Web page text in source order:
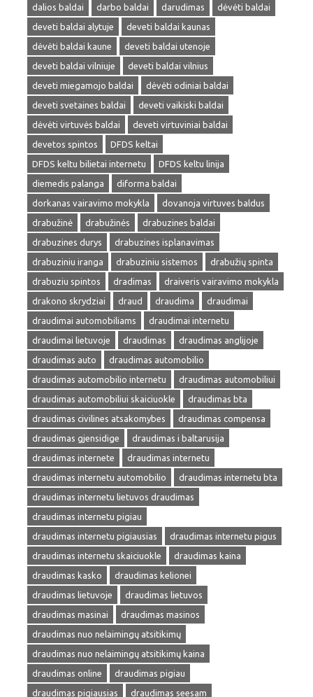
dalios baldai
darbo baldai darudimas
dėvėti baldai
deveti baldai alytuje
deveti baldai kaunas
dėvėti baldai kaune
deveti baldai utenoje
deveti baldai vilniuje
deveti baldai vilnius
deveti miegamojo baldai
dėvėti odiniai baldai
deveti svetaines baldai
deveti vaikiski baldai
dėvėti virtuvės baldai
deveti virtuviniai baldai
devetos spintos
DFDS keltai
DFDS keltu bilietai internetu
DFDS keltu linija
diemedis palanga
diforma baldai
dorkanas vairavimo mokykla
dovanoja virtuves baldus
drabužinė
drabužinės
drabuzines baldai
drabuzines durys
drabuzines isplanavimas
drabuziniu iranga
drabuziniu sistemos
drabužių spinta
drabuziu spintos
dradimas
draiveris vairavimo mokykla
drakono skrydziai
draud draudima
draudimai
draudimai automobiliams
draudimai internetu
draudimai lietuvoje
draudimas
draudimas anglijoje
draudimas auto
draudimas automobilio
draudimas automobilio internetu
draudimas automobiliui
draudimas automobiliui skaiciuokle
draudimas bta
draudimas civilines atsakomybes
draudimas compensa
draudimas gjensidige
draudimas i baltarusija
draudimas internete
draudimas internetu
draudimas internetu automobilio
draudimas internetu bta
draudimas internetu lietuvos draudimas
draudimas internetu pigiau
draudimas internetu pigiausias
draudimas internetu pigus
draudimas internetu skaiciuokle
draudimas kaina
draudimas kasko
draudimas kelionei
draudimas lietuvoje
draudimas lietuvos
draudimas masinai
draudimas masinos
draudimas nuo nelaimingų atsitikimų
draudimas nuo nelaimingų atsitikimų kaina
draudimas online
draudimas pigiau
draudimas pigiausias
draudimas seesam